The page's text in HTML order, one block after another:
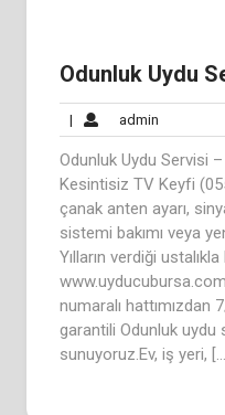
Odunluk Uydu
| admin
Odunluk Uydu Servisi
Kesintisiz TV Keyfi
çanak anten ayarı,
sistemi bakımı veya
Yılların verdiği
numaralı hattımızdan
garantili Odunluk uydu
sunuyoruz.Ev, iş yeri, […]